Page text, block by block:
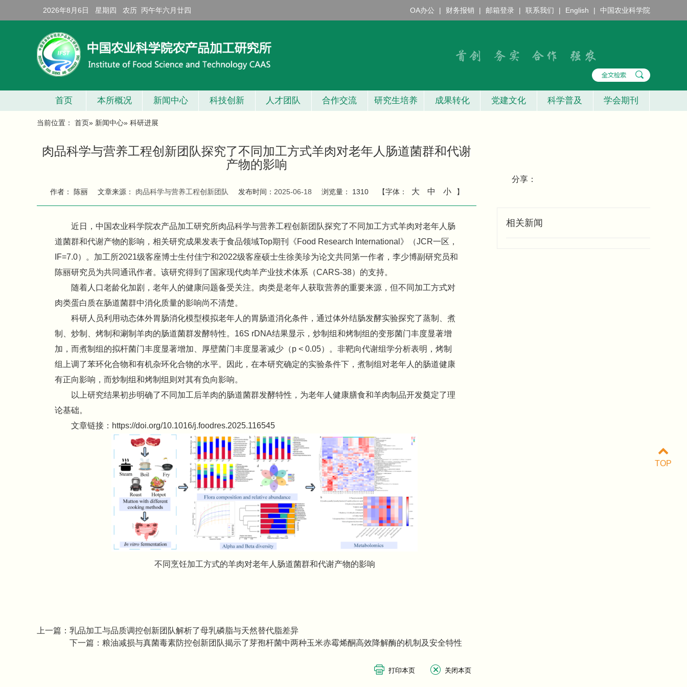
OA办公 | 财务报销 | 邮箱登录 | 联系我们 | English | 中国农业科学院
2026年8月6日 星期四 农历 丙午年六月廿四
首页 本所概况 新闻中心 科技创新 人才团队 合作交流 研究生培养 成果转化 党建文化 科学普及 学会期刊
当前位置： 首页» 新闻中心» 科研进展
肉品科学与营养工程创新团队探究了不同加工方式羊肉对老年人肠道菌群和代谢
产物的影响
作者： 陈丽 文章来源： 肉品科学与营养工程创新团队 发布时间： 2025-06-18 浏览量： 1310 【字体： 大 中 小 】
近日，中国农业科学院农产品加工研究所肉品科学与营养工程创新团队探究了不同加工方式羊肉对老年人肠
道菌群和代谢产物的影响，相关研究成果发表于食品领域Top期刊《Food Research International》（JCR一区，
IF=7.0）。加工所2021级客座博士生付佳宁和2022级客座硕士生徐美珍为论文共同第一作者，李少博副研究员和
陈丽研究员为共同通讯作者。该研究得到了国家现代肉羊产业技术体系（CARS-38）的支持。
随着人口老龄化加剧，老年人的健康问题备受关注。肉类是老年人获取营养的重要来源，但不同加工方式对
肉类蛋白质在肠道菌群中消化质量的影响尚不清楚。
科研人员利用动态体外胃肠消化模型模拟老年人的胃肠道消化条件，通过体外结肠发酵实验探究了蒸制、煮
制、炒制、烤制和涮制羊肉的肠道菌群发酵特性。16S rDNA结果显示，炒制组和烤制组的变形菌门丰度显著增
加，而煮制组的拟杆菌门丰度显著增加、厚壁菌门丰度显著减少（p < 0.05）。非靶向代谢组学分析表明，烤制
组上调了苯环化合物和有机杂环化合物的水平。因此，在本研究确定的实验条件下，煮制组对老年人的肠道健康
有正向影响，而炒制组和烤制组则对其有负向影响。
以上研究结果初步明确了不同加工后羊肉的肠道菌群发酵特性，为老年人健康膳食和羊肉制品开发奠定了理
论基础。
文章链接：https://doi.org/10.1016/j.foodres.2025.116545
不同烹饪加工方式的羊肉对老年人肠道菌群和代谢产物的影响
上一篇： 乳品加工与品质调控创新团队解析了母乳磷脂与天然替代脂差异
下一篇： 粮油减损与真菌毒素防控创新团队揭示了芽孢杆菌中两种玉米赤霉烯酮高效降解酶的机制及安全特性
分享：
相关新闻
TOP